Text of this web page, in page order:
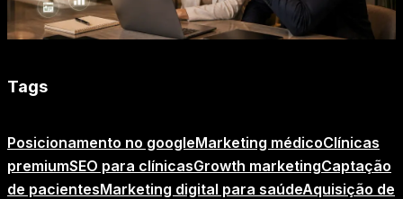
Tags
Posicionamento no googleMarketing médicoClínicas
premiumSEO para clínicasGrowth marketingCaptação
de pacientesMarketing digital para saúdeAquisição de